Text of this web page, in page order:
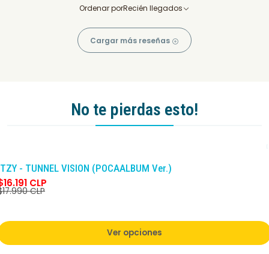
Ordenar porRecién llegados
Cargar más reseñas
No te pierdas esto!
- TUNNEL VISION (POCAALBUM Ver.)
CLP
CLP
Ver opciones